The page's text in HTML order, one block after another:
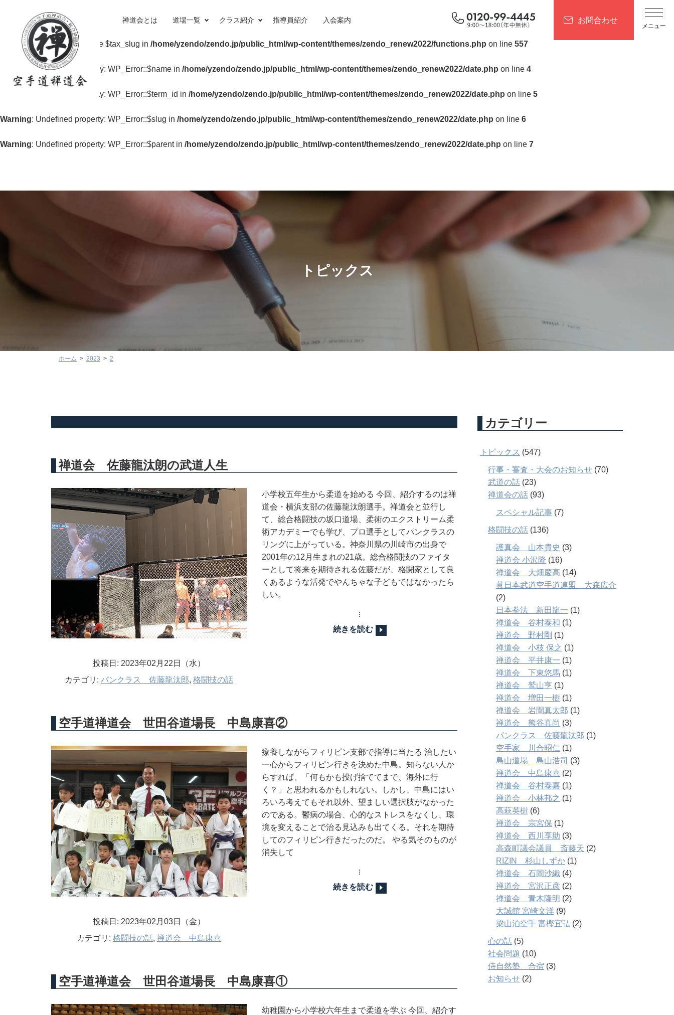
禅道会とは 道場一覧 クラス紹介 指導員紹介 入会案内 お問合わせ
Warning: Undefined variable $id in/home/yzendo/zendo.jp/public_html/wp-content/themes/zendo_renew2022/functions.phpon line557
Warning : Undefined variable $tax_slug in /home/yzendo/zendo.jp/public_html/wp-content/themes/zendo_renew2022/functions.php on line 557
: Undefined property: WP_Error::$name in /home/yzendo/zendo.jp/public_html/wp-content/themes/zendo_renew2022/date.php on line 4
: Undefined property: WP_Error::$term_id in /home/yzendo/zendo.jp/public_html/wp-content/themes/zendo_renew2022/date.php on line 5
Warning: Undefined property: WP_Error::$slug in /home/yzendo/zendo.jp/public_html/wp-content/themes/zendo_renew2022/date.php on line 6
Warning: Undefined property: WP_Error::$parent in /home/yzendo/zendo.jp/public_html/wp-content/themes/zendo_renew2022/date.php on line 7
トピックス
ホーム 2023 2
禅道会 佐藤龍汰朗の武道人生
投稿日: 2023年02月22日（水）
カテゴリ: パンクラス 佐藤龍汰郎, 格闘技の話
小学校五年生から柔道を始める 今回、紹介するのは禅
道会・横浜支部の佐藤龍汰朗選手。禅道会と並行し
て、総合格闘技の坂口道場、柔術のエクストリーム柔
術アカデミーでも学び、プロ選手としてパンクラスの
リングに上がっている。神奈川県の川崎市の出身で
2001年の12月生まれの21歳。総合格闘技のファイタ
ーとして将来を期待される佐藤だが、格闘家として良
くあるような活発でやんちゃな子どもではなかったら
しい。
続きを読む
空手道禅道会 世田谷道場長 中島康喜②
投稿日: 2023年02月03日（金）
カテゴリ: 格闘技の話, 禅道会 中島康喜
療養しながらフィリピン支部で指導に当たる 治したい
一心からフィリピン行きを決めた中島。知らない人か
らすれば、「何もかも投げ捨ててまで、海外に行
く？」と思われるかもしれない。しかし、中島にはい
ろいろ考えてもそれ以外、望ましい選択肢がなかった
のである。鬱病の場合、心的なストレスをなくし、環
境を変えることで治る見込みも出てくる。それを期待
してのフィリピン行きだったのだ。 やる気そのものが
消失して
続きを読む
空手道禅道会 世田谷道場長 中島康喜①
幼稚園から小学校六年生まで柔道を学ぶ 今回、紹介す
カテゴリー
トピックス (547)
行事・審査・大会のお知らせ (70)
武道の話 (23)
禅道会の話 (93)
スペシャル記事 (7)
格闘技の話 (136)
護真会 山本貴史 (3)
禅道会 小沢隆 (16)
禅道会 大畑慶高 (14)
眞日本武道空手道連盟 大森広介
(2)
日本拳法 新田龍一 (1)
禅道会 谷村泰和 (1)
禅道会 野村剛 (1)
禅道会 小枝 保之 (1)
禅道会 平井康一 (1)
禅道会 下東悠馬 (1)
禅道会 鷲山亨 (1)
禅道会 増田一樹 (1)
禅道会 岩間真太郎 (1)
禅道会 熊谷真尚 (3)
パンクラス 佐藤龍汰郎 (1)
空手家 川合昭仁 (1)
島山道場 島山浩司 (3)
禅道会 中島康喜 (2)
禅道会 谷村泰嘉 (1)
禅道会 小林邦之 (1)
高萩英樹 (6)
禅道会 宗宮保 (1)
禅道会 西川享助 (3)
高森町議会議員 斎藤天 (2)
RIZIN 杉山しずか (1)
禅道会 石岡沙織 (4)
禅道会 宮沢正彦 (2)
禅道会 青木隆明 (2)
大誠館 宮崎文洋 (9)
梁山泊空手 富樫宜弘 (2)
心の話 (5)
社会問題 (10)
侍自然塾 合宿 (3)
お知らせ (2)